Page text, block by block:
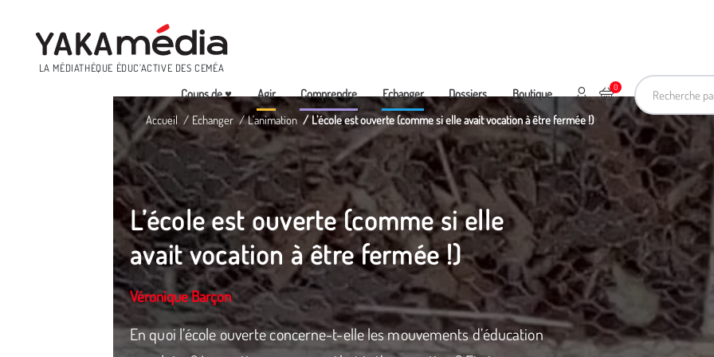
LA MÉDIATHÈQUE ÉDUC’ACTIVE DES CEMÉA
Recherche
Menu
Coups de ♥ Agir Comprendre Echanger Dossiers Boutique 0
Ajouter au panier
Mon compte
Accueil Echanger L'animation L’école est ouverte (comme si elle avait vocation à être fermée !)
L’école est ouverte (comme si elle
avait vocation à être fermée !)
Véronique Barçon
En quoi l’école ouverte concerne-t-elle les mouvements d’éducation